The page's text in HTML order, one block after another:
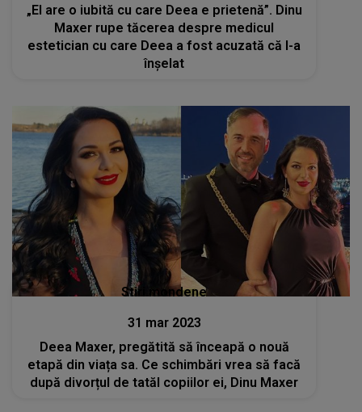
„El are o iubită cu care Deea e prietenă”. Dinu
Maxer rupe tăcerea despre medicul
estetician cu care Deea a fost acuzată că l-a
înșelat
Stiri mondene
31 mar 2023
Deea Maxer, pregătită să înceapă o nouă
etapă din viața sa. Ce schimbări vrea să facă
după divorțul de tatăl copiilor ei, Dinu Maxer